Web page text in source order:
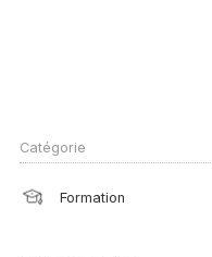
Catégorie
Formation